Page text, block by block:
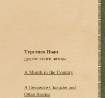
Тургенев Иван
другие книги автора:
A Month in the Country
A Desperate Character and
Other Stories